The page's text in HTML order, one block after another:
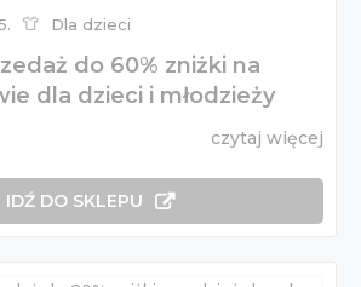
Dla dzieci
do 60% zniżki na
dla dzieci i młodzieży
czytaj więcej
IDŹ DO SKLEPU